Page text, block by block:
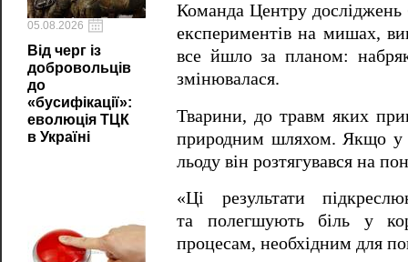
05.08.2026
Від черг із
добровольців
до
«бусифікації»:
еволюція ТЦК
в Україні
Команда Центру
експериментів на мишах,
все йшло за планом:
змінювалася.
Тварини, до травм яких
природним шляхом. Якщо у
льоду він розтягувався на
«Ці результати
та полегшують біль у
процесам, необхідним для